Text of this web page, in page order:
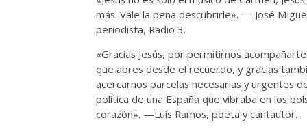
más. Vale la pena descubrirle». — José
periodista, Radio 3.
«Gracias Jesús, por permitirnos
que abres desde el recuerdo, y gracias
acercarnos parcelas necesarias y urgentes
política de una España que vibraba en los
corazón». —Luis Ramos, poeta y cantautor.